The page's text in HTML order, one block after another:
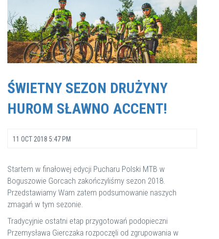
ŚWIETNY SEZON DRUŻYNY
HUROM SŁAWNO ACCENT!
11 OCT 2018 5:47 PM
Startem w finałowej edycji Pucharu Polski MTB w
Boguszowie Gorcach zakończyliśmy sezon 2018.
Przedstawiamy Wam zatem podsumowanie naszych
zmagań w tym sezonie.
Tradycyjnie ostatni etap przygotowań podopieczni
Przemysława Gierczaka rozpoczęli od zgrupowania w